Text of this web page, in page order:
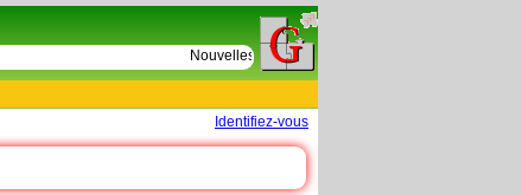
Nouvelles tables : 664 actes de D Le Cercueil
Identifiez-vous